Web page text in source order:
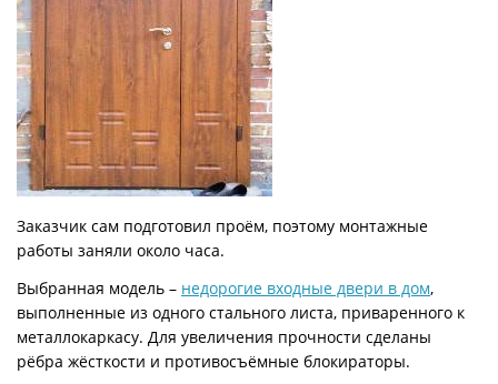
Заказчик сам подготовил проём, поэтому монтажные
работы заняли около часа.
Выбранная модель – недорогие входные двери в дом,
выполненные из одного стального листа, приваренного к
металлокаркасу. Для увеличения прочности сделаны
рёбра жёсткости и противосъёмные блокираторы.